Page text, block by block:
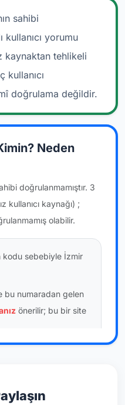
sahibi
kullanıcı yorumu
kaynaktan tehlikeli
kullanıcı
doğrulama değildir.
Neden
doğrulanmamıştır. 3
kullanıcı kaynağı) ;
olabilir.
sebebiyle İzmir
bu numaradan gelen
önerilir; bu bir site
bildirimlerine dayanır;
yorumlarına göre